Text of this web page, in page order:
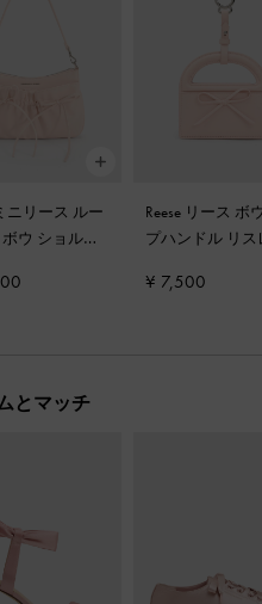
ニリース ルー
ウ ショルダ
Reese リース ボ
プハンドル リス
¥ 7,500
とマッチ